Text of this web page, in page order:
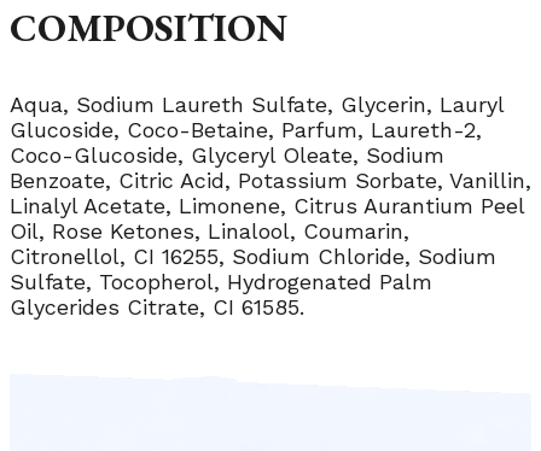
COMPOSITION
Aqua, Sodium Laureth Sulfate, Glycerin, Lauryl
Glucoside, Coco-Betaine, Parfum, Laureth-2,
Coco-Glucoside, Glyceryl Oleate, Sodium
Benzoate, Citric Acid, Potassium Sorbate, Vanillin,
Linalyl Acetate, Limonene, Citrus Aurantium Peel
Oil, Rose Ketones, Linalool, Coumarin,
Citronellol, CI 16255, Sodium Chloride, Sodium
Sulfate, Tocopherol, Hydrogenated Palm
Glycerides Citrate, CI 61585.